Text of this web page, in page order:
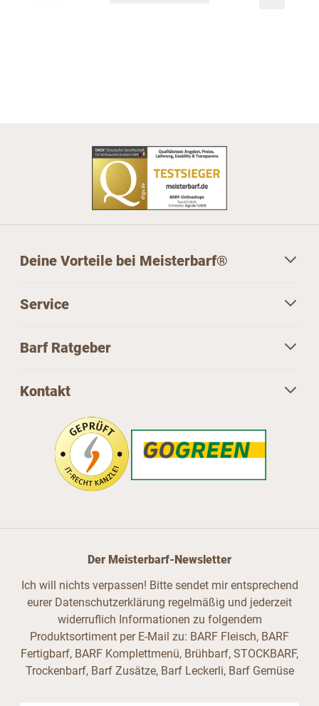
Deine Vorteile bei Meisterbarf®
Service
Barf Ratgeber
Kontakt
Der Meisterbarf-Newsletter
Ich will nichts verpassen! Bitte sendet mir entsprechend
eurer Datenschutzerklärung regelmäßig und jederzeit
widerruflich Informationen zu folgendem
Produktsortiment per E-Mail zu: BARF Fleisch, BARF
Fertigbarf, BARF Komplettmenü, Brühbarf, STOCKBARF,
Trockenbarf, Barf Zusätze, Barf Leckerli, Barf Gemüse